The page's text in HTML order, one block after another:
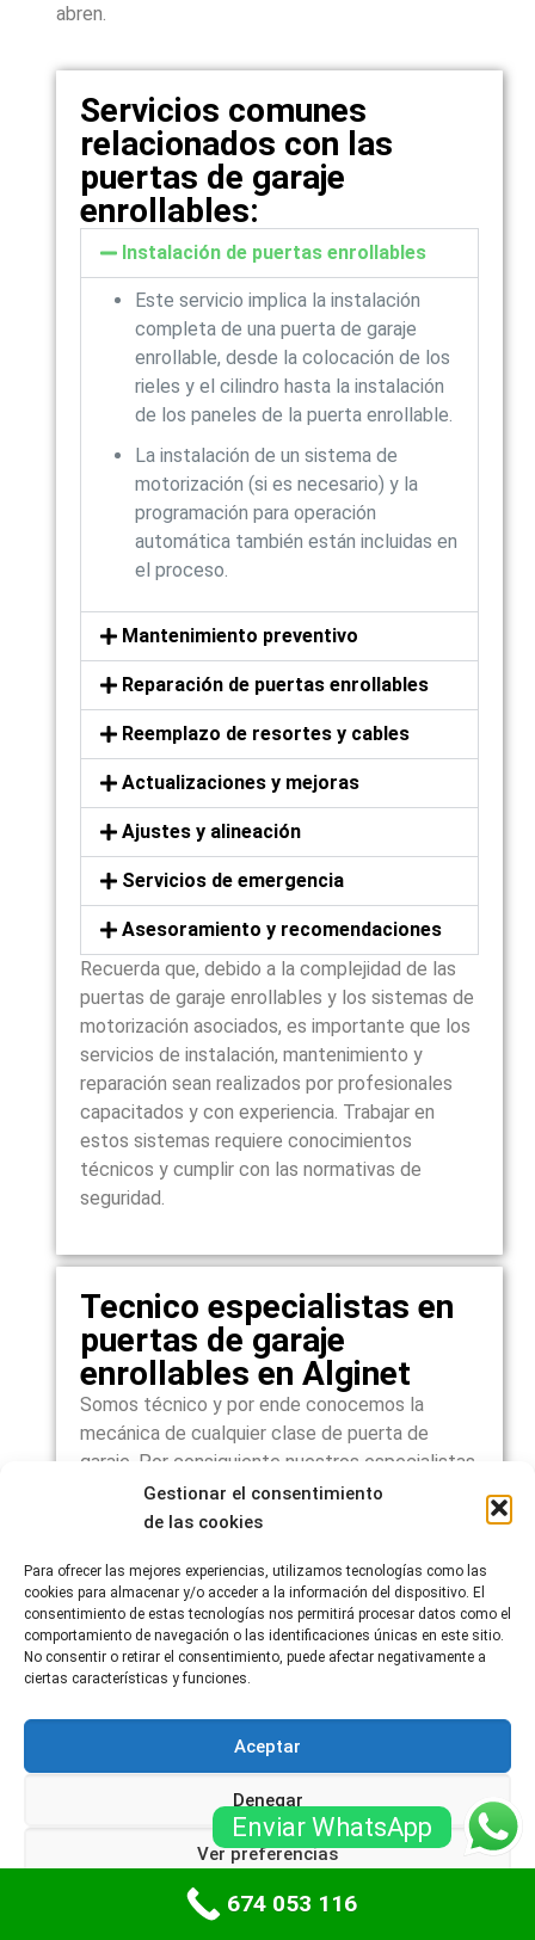
Gestionar el consentimiento
de las cookies
Para ofrecer las mejores experiencias, utilizamos tecnologías como las
cookies para almacenar y/o acceder a la información del dispositivo. El
consentimiento de estas tecnologías nos permitirá procesar datos como el
comportamiento de navegación o las identificaciones únicas en este sitio.
No consentir o retirar el consentimiento, puede afectar negativamente a
ciertas características y funciones.
Aceptar
Denegar
Ver preferencias
Política de cookiesPolíticas de privacidad
abren.
Servicios comunes
relacionados con las
puertas de garaje
enrollables:
Instalación de puertas enrollables
Este servicio implica la instalación
completa de una puerta de garaje
enrollable, desde la colocación de los
rieles y el cilindro hasta la instalación
de los paneles de la puerta enrollable.
La instalación de un sistema de
motorización (si es necesario) y la
programación para operación
automática también están incluidas en
el proceso.
Mantenimiento preventivo
Reparación de puertas enrollables
Reemplazo de resortes y cables
Actualizaciones y mejoras
Ajustes y alineación
Servicios de emergencia
Asesoramiento y recomendaciones
Recuerda que, debido a la complejidad de las
puertas de garaje enrollables y los sistemas de
motorización asociados, es importante que los
servicios de instalación, mantenimiento y
reparación sean realizados por profesionales
capacitados y con experiencia. Trabajar en
estos sistemas requiere conocimientos
técnicos y cumplir con las normativas de
seguridad.
Tecnico especialistas en
puertas de garaje
enrollables en Alginet
Somos técnico y por ende conocemos la
mecánica de cualquier clase de puerta de
garaje. Por consiguiente nuestros especialistas
están capacitados para arreglar cualquier
puerta automática de garaje. O bien mecanismo
nuestros técnicos.
Los técnicos especialistas en puertas de
garaje enrollables son profesionales que se
dedican a la instalación, mantenimiento,
reparación y servicio de este tipo específico
de puertas de garaje. Estos especialistas
Enviar WhatsApp
674 053 116